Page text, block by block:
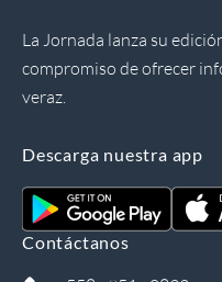
La Jornada lanza su
compromiso de ofrecer
veraz.
Descarga nuestra app
Contáctanos